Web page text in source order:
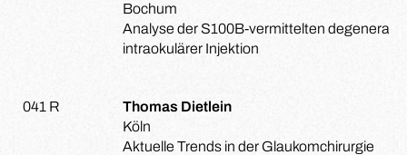
Bochum
Analyse der S100B-vermittelten
intraokulärer Injektion
041 R
Thomas Dietlein
Köln
Aktuelle Trends in der Glaukomchirurgie